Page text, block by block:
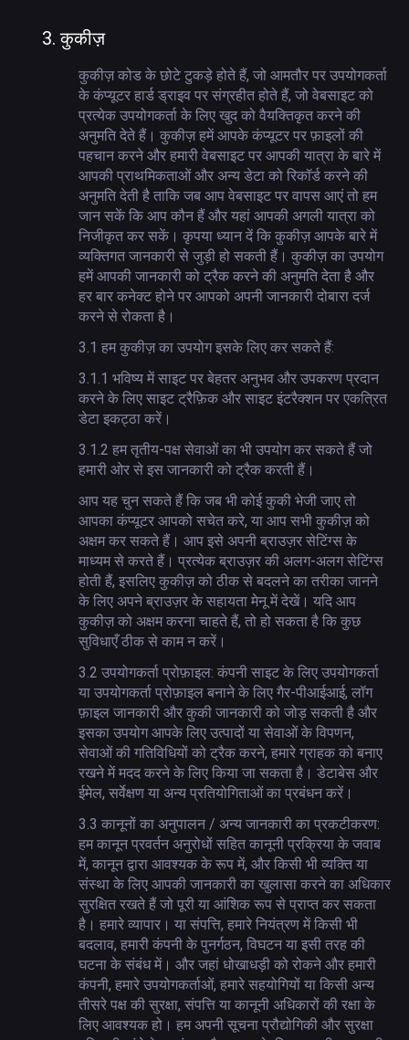
3.कुकीज़
कुकीज़ कोड के छोटे टुकड़े होते हैं, जो आमतौर पर उपयोगकर्ता
के कंप्यूटर हार्ड ड्राइव पर संग्रहीत होते हैं, जो वेबसाइट को
प्रत्येक उपयोगकर्ता के लिए खुद को वैयक्तिकृत करने की
अनुमति देते हैं। कुकीज़ हमें आपके कंप्यूटर पर फ़ाइलों की
पहचान करने और हमारी वेबसाइट पर आपकी यात्रा के बारे में
आपकी प्राथमिकताओं और अन्य डेटा को रिकॉर्ड करने की
अनुमति देती है ताकि जब आप वेबसाइट पर वापस आएं तो हम
जान सकें कि आप कौन हैं और यहां आपकी अगली यात्रा को
निजीकृत कर सकें। कृपया ध्यान दें कि कुकीज़ आपके बारे में
व्यक्तिगत जानकारी से जुड़ी हो सकती हैं। कुकीज़ का उपयोग
हमें आपकी जानकारी को ट्रैक करने की अनुमति देता है और
हर बार कनेक्ट होने पर आपको अपनी जानकारी दोबारा दर्ज
करने से रोकता है।
3.1 हम कुकीज़ का उपयोग इसके लिए कर सकते हैं:
3.1.1 भविष्य में साइट पर बेहतर अनुभव और उपकरण प्रदान
करने के लिए साइट ट्रैफ़िक और साइट इंटरैक्शन पर एकत्रित
डेटा इकट्ठा करें।
3.1.2 हम तृतीय-पक्ष सेवाओं का भी उपयोग कर सकते हैं जो
हमारी ओर से इस जानकारी को ट्रैक करती हैं।
आप यह चुन सकते हैं कि जब भी कोई कुकी भेजी जाए तो
आपका कंप्यूटर आपको सचेत करे, या आप सभी कुकीज़ को
अक्षम कर सकते हैं। आप इसे अपनी ब्राउज़र सेटिंग्स के
माध्यम से करते हैं। प्रत्येक ब्राउज़र की अलग-अलग सेटिंग्स
होती हैं, इसलिए कुकीज़ को ठीक से बदलने का तरीका जानने
के लिए अपने ब्राउज़र के सहायता मेनू में देखें। यदि आप
कुकीज़ को अक्षम करना चाहते हैं, तो हो सकता है कि कुछ
सुविधाएँ ठीक से काम न करें।
3.2 उपयोगकर्ता प्रोफ़ाइल: कंपनी साइट के लिए उपयोगकर्ता
या उपयोगकर्ता प्रोफ़ाइल बनाने के लिए गैर-पीआईआई, लॉग
फ़ाइल जानकारी और कुकी जानकारी को जोड़ सकती है और
इसका उपयोग आपके लिए उत्पादों या सेवाओं के विपणन,
सेवाओं की गतिविधियों को ट्रैक करने, हमारे ग्राहक को बनाए
रखने में मदद करने के लिए किया जा सकता है। डेटाबेस और
ईमेल, सर्वेक्षण या अन्य प्रतियोगिताओं का प्रबंधन करें।
3.3 कानूनों का अनुपालन / अन्य जानकारी का प्रकटीकरण:
हम कानून प्रवर्तन अनुरोधों सहित कानूनी प्रक्रिया के जवाब
में, कानून द्वारा आवश्यक के रूप में, और किसी भी व्यक्ति या
संस्था के लिए आपकी जानकारी का खुलासा करने का अधिकार
सुरक्षित रखते हैं जो पूरी या आंशिक रूप से प्राप्त कर सकता
है। हमारे व्यापार। या संपत्ति, हमारे नियंत्रण में किसी भी
बदलाव, हमारी कंपनी के पुनर्गठन, विघटन या इसी तरह की
घटना के संबंध में। और जहां धोखाधड़ी को रोकने और हमारी
कंपनी, हमारे उपयोगकर्ताओं, हमारे सहयोगियों या किसी अन्य
तीसरे पक्ष की सुरक्षा, संपत्ति या कानूनी अधिकारों की रक्षा के
लिए आवश्यक हो। हम अपनी सूचना प्रौद्योगिकी और सुरक्षा